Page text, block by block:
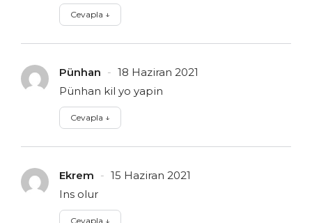
Cevapla ↓
Pünhan
18 Haziran 2021
Pünhan kil yo yapin
Cevapla ↓
Ekrem
15 Haziran 2021
Ins olur
Cevapla ↓